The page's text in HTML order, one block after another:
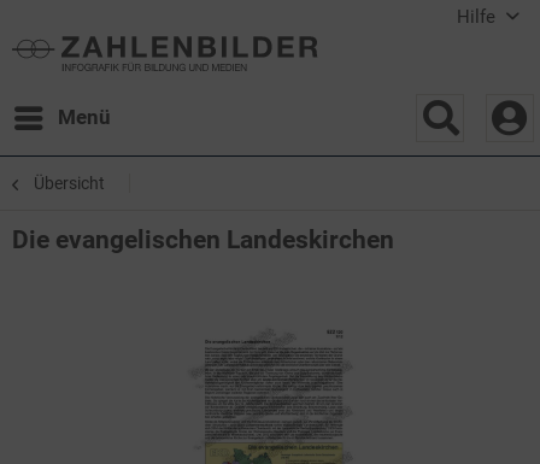
Hilfe
Menü
Übersicht
Die evangelischen Landeskirchen